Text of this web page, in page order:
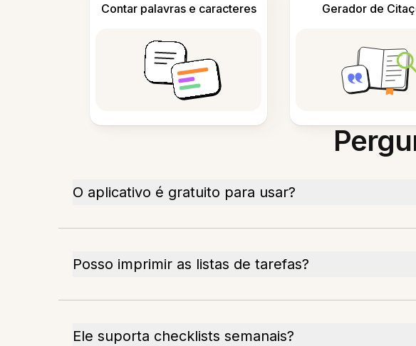
Contar palavras e caracteres Gerador de
O aplicativo é gratuito para usar?
Posso imprimir as listas de tarefas?
Ele suporta checklists semanais?